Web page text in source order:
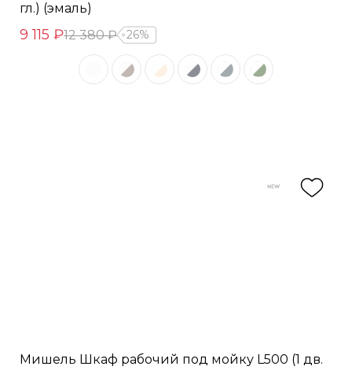
гл.) (эмаль)
9 115 ₽12 380 ₽ 26%
Мишель Шкаф рабочий под мойку L500 (1 дв.